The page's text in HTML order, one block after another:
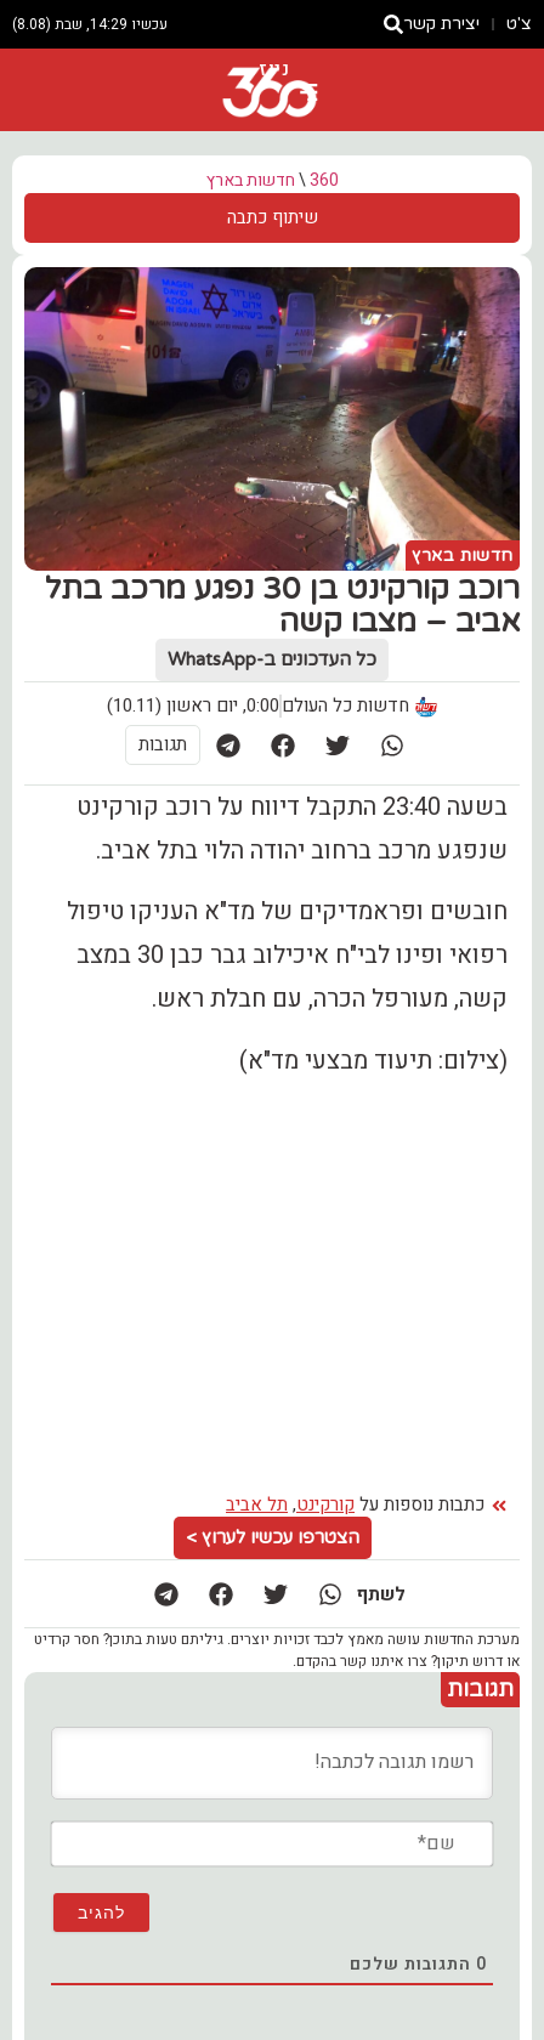
צ'ט יצירת קשר עכשיו 14:29, שבת (8.08)
ניוז
360
\חדשות בארץ
שיתוף כתבה
חדשות בארץ
רוכב קורקינט בן 30 נפגע מרכב בתל
אביב – מצבו קשה
כל העדכונים ב-WhatsApp
חדשות כל העולם0:00, יום ראשון (10.11)
תגובות
בשעה 23:40 התקבל דיווח על רוכב קורקינט
שנפגע מרכב ברחוב יהודה הלוי בתל אביב.
חובשים ופראמדיקים של מד"א העניקו טיפול
רפואי ופינו לבי"ח איכילוב גבר כבן 30 במצב
קשה, מעורפל הכרה, עם חבלת ראש.
(צילום: תיעוד מבצעי מד"א)
כתבות נוספות על קורקינט, תל אביב
הצטרפו עכשיו לערוץ >
לשתף
מערכת החדשות עושה מאמץ לכבד זכויות יוצרים. גיליתם טעות בתוכן? חסר קרדיט
או דרוש תיקון? צרו איתנו קשר בהקדם.
תגובות
0 התגובות שלכם